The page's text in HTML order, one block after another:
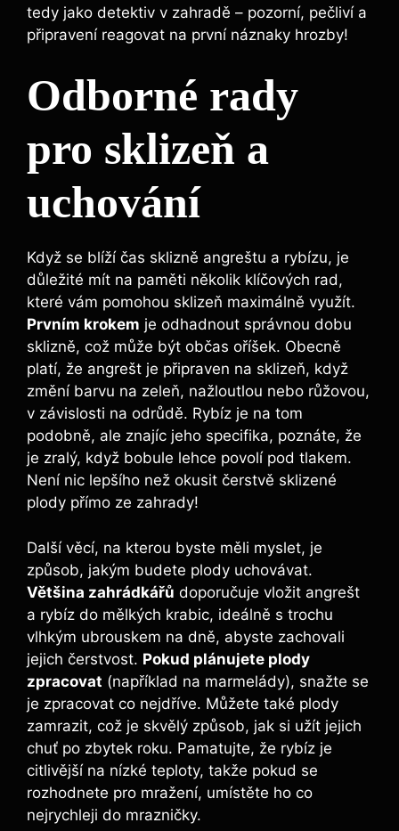
tedy jako detektiv v zahradě – pozorní, pečliví a
připravení reagovat na první náznaky hrozby!
Odborné rady
pro sklizeň a
uchování
Když se blíží čas sklizně angreštu a rybízu, je
důležité mít na paměti několik klíčových rad,
které vám pomohou sklizeň maximálně využít.
Prvním krokem je odhadnout správnou dobu
sklizně, což může být občas oříšek. Obecně
platí, že angrešt je připraven na sklizeň, když
změní barvu na zeleň, nažloutlou nebo růžovou,
v závislosti na odrůdě. Rybíz je na tom
podobně, ale znajíc jeho specifika, poznáte, že
je zralý, když bobule lehce povolí pod tlakem.
Není nic lepšího než okusit čerstvě sklizené
plody přímo ze zahrady!
Další věcí, na kterou byste měli myslet, je
způsob, jakým budete plody uchovávat.
Většina zahrádkářů doporučuje vložit angrešt
a rybíz do mělkých krabic, ideálně s trochu
vlhkým ubrouskem na dně, abyste zachovali
jejich čerstvost. Pokud plánujete plody
zpracovat (například na marmelády), snažte se
je zpracovat co nejdříve. Můžete také plody
zamrazit, což je skvělý způsob, jak si užít jejich
chuť po zbytek roku. Pamatujte, že rybíz je
citlivější na nízké teploty, takže pokud se
rozhodnete pro mražení, umístěte ho co
nejrychleji do mrazničky.